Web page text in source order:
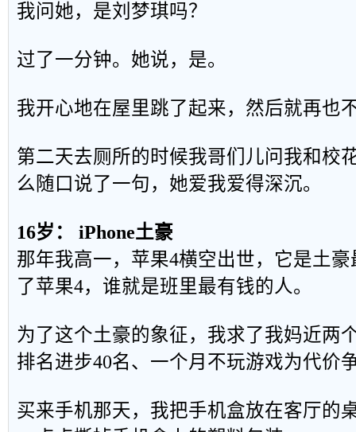
我问她，是刘梦琪吗？
过了一分钟。她说，是。
我开心地在屋里跳了起来，然后就再也
第二天去厕所的时候我哥们儿问我和校
么随口说了一句，她爱我爱得深沉。
16岁： iPhone土豪
那年我高一，苹果4横空出世，它是土
了苹果4，谁就是班里最有钱的人。
为了这个土豪的象征，我求了我妈近两
排名进步40名、一个月不玩游戏为代价
买来手机那天，我把手机盒放在客厅的